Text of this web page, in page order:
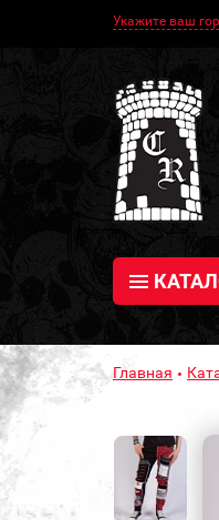
Укажите ваш
Главная